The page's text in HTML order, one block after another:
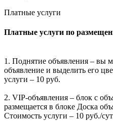
Платные услуги
Платные услуги по
1. Поднятие объявления – вы
объявление и выделить его
услуги – 10 руб.
2. VIP-объявления – блок с
размещается в блоке Доска
Стоимость услуги – 10 руб./